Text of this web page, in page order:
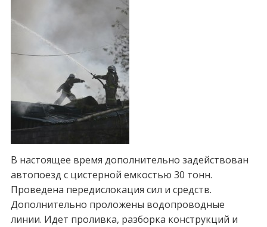
В настоящее время дополнительно задействован
автопоезд с цистерной емкостью 30 тонн.
Проведена передислокация сил и средств.
Дополнительно проложены водопроводные
линии. Идет проливка, разборка конструкций и